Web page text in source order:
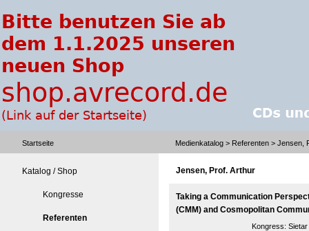
Startseite Medienkatalog > Referenten > Jensen,
Katalog / Shop
Kongresse
Referenten
Jensen, Prof. Arthur
Taking a Communication
(CMM) and Cosmopolitan
Kongress: